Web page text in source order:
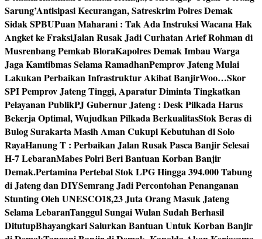
Sarung’Antisipasi Kecurangan, Satreskrim Polres Demak
Sidak SPBUPuan Maharani : Tak Ada Instruksi Wacana Hak
Angket ke FraksiJalan Rusak Jadi Curhatan Arief Rohman di
Musrenbang Pemkab BloraKapolres Demak Imbau Warga
Jaga Kamtibmas Selama RamadhanPemprov Jateng Mulai
Lakukan Perbaikan Infrastruktur Akibat BanjirWoo…Skor
SPI Pemprov Jateng Tinggi, Aparatur Diminta Tingkatkan
Pelayanan PublikPJ Gubernur Jateng : Desk Pilkada Harus
Bekerja Optimal, Wujudkan Pilkada BerkualitasStok Beras di
Bulog Surakarta Masih Aman Cukupi Kebutuhan di Solo
RayaHanung T : Perbaikan Jalan Rusak Pasca Banjir Selesai
H-7 LebaranMabes Polri Beri Bantuan Korban Banjir
Demak.Pertamina Pertebal Stok LPG Hingga 394.000 Tabung
di Jateng dan DIYSemrang Jadi Percontohan Penanganan
Stunting Oleh UNESCO18,23 Juta Orang Masuk Jateng
Selama LebaranTanggul Sungai Wulan Sudah Berhasil
DitutupBhayangkari Salurkan Bantuan Untuk Korban Banjir